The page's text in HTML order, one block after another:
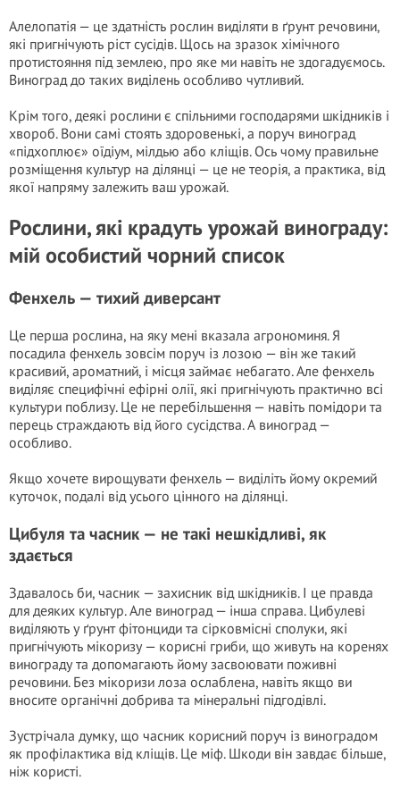
Алелопатія — це здатність рослин виділяти в ґрунт речовини,
які пригнічують ріст сусідів. Щось на зразок хімічного
протистояння під землею, про яке ми навіть не здогадуємось.
Виноград до таких виділень особливо чутливий.
Крім того, деякі рослини є спільними господарями шкідників і
хвороб. Вони самі стоять здоровенькі, а поруч виноград
«підхоплює» оїдіум, мілдью або кліщів. Ось чому правильне
розміщення культур на ділянці — це не теорія, а практика, від
якої напряму залежить ваш урожай.
Рослини, які крадуть урожай винограду:
мій особистий чорний список
Фенхель — тихий диверсант
Це перша рослина, на яку мені вказала агрономиня. Я
посадила фенхель зовсім поруч із лозою — він же такий
красивий, ароматний, і місця займає небагато. Але фенхель
виділяє специфічні ефірні олії, які пригнічують практично всі
культури поблизу. Це не перебільшення — навіть помідори та
перець страждають від його сусідства. А виноград —
особливо.
Якщо хочете вирощувати фенхель — виділіть йому окремий
куточок, подалі від усього цінного на ділянці.
Цибуля та часник — не такі нешкідливі, як
здається
Здавалось би, часник — захисник від шкідників. І це правда
для деяких культур. Але виноград — інша справа. Цибулеві
виділяють у ґрунт фітонциди та сірковмісні сполуки, які
пригнічують мікоризу — корисні гриби, що живуть на коренях
винограду та допомагають йому засвоювати поживні
речовини. Без мікоризи лоза ослаблена, навіть якщо ви
вносите органічні добрива та мінеральні підгодівлі.
Зустрічала думку, що часник корисний поруч із виноградом
як профілактика від кліщів. Це міф. Шкоди він завдає більше,
ніж користі.